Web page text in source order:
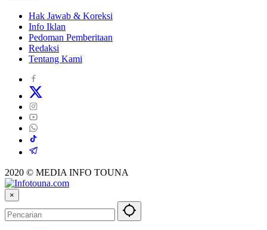
Hak Jawab & Koreksi
Info Iklan
Pedoman Pemberitaan
Redaksi
Tentang Kami
2020 © MEDIA INFO TOUNA
×